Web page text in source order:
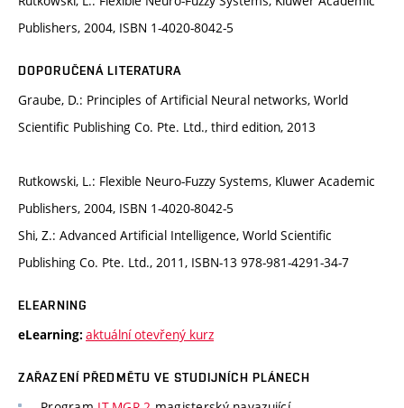
Publishers, 2004, ISBN 1-4020-8042-5
DOPORUČENÁ LITERATURA
Graube, D.: Principles of Artificial Neural networks, World
Scientific Publishing Co. Pte. Ltd., third edition, 2013
Rutkowski, L.: Flexible Neuro-Fuzzy Systems, Kluwer Academic
Publishers, 2004, ISBN 1-4020-8042-5
Shi, Z.: Advanced Artificial Intelligence, World Scientific
Publishing Co. Pte. Ltd., 2011, ISBN-13 978-981-4291-34-7
ELEARNING
eLearning: aktuální otevřený kurz
ZAŘAZENÍ PŘEDMĚTU VE STUDIJNÍCH PLÁNECH